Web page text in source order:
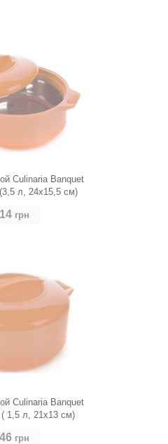
Culinaria Banquet
л, 24х15,5 см)
грн
Culinaria Banquet
( 1,5 л, 21х13 см)
грн